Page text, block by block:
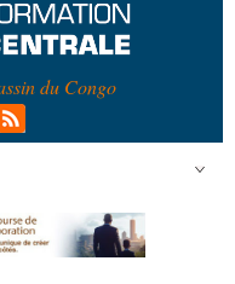
du Congo